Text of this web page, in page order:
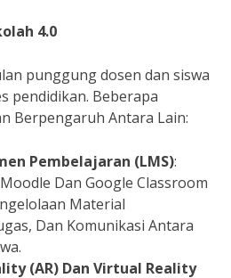
4.0
punggung dosen dan siswa
pendidikan. Beberapa
Berpengaruh Antara Lain:
Pembelajaran (LMS):
Dan Google Classroom
Material
Dan Komunikasi Antara
(AR) Dan Virtual Reality